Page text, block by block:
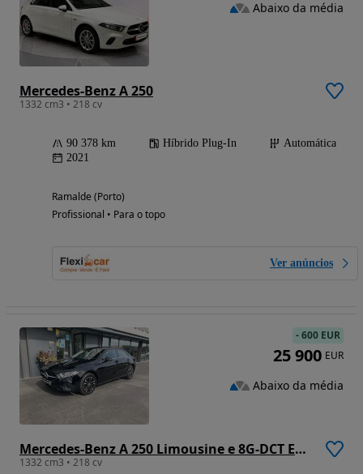
Mercedes-Benz A 250
1332 cm3 • 218 cv
90 378 km Híbrido Plug-In
Automática
2021
Ramalde (Porto)
Profissional • Para o topo
Ver anúncios
Abaixo da média
Mercedes-Benz A 250 Limousine e 8G-DCT Edition 2021
1332 cm3 • 218 cv
-600 EUR
25 900 EUR
Abaixo da média